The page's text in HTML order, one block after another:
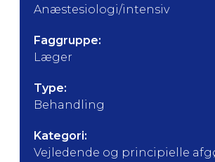
Anæstesiologi/intensiv
Faggruppe:
Læger
Type:
Behandling
Kategori:
Vejledende og principielle